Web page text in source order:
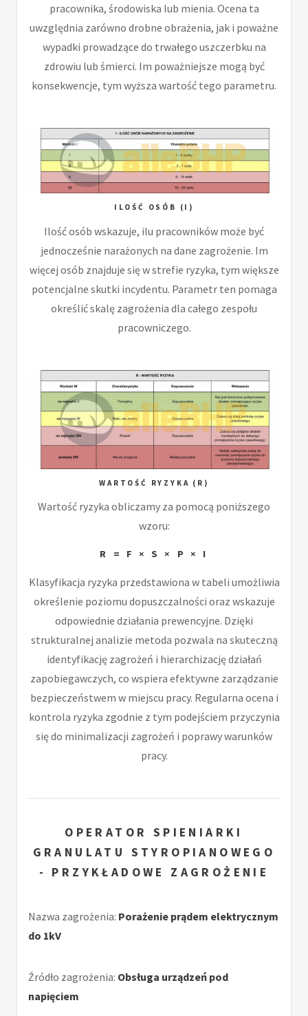
pracownika, środowiska lub mienia. Ocena ta
uwzględnia zarówno drobne obrażenia, jak i poważne
wypadki prowadzące do trwałego uszczerbku na
zdrowiu lub śmierci. Im poważniejsze mogą być
konsekwencje, tym wyższa wartość tego parametru.
ILOŚĆ OSÓB (I)
Ilość osób wskazuje, ilu pracowników może być
jednocześnie narażonych na dane zagrożenie. Im
więcej osób znajduje się w strefie ryzyka, tym większe
potencjalne skutki incydentu. Parametr ten pomaga
określić skalę zagrożenia dla całego zespołu
pracowniczego.
WARTOŚĆ RYZYKA (R)
Wartość ryzyka obliczamy za pomocą poniższego
wzoru:
R = F × S × P × I
Klasyfikacja ryzyka przedstawiona w tabeli umożliwia
określenie poziomu dopuszczalności oraz wskazuje
odpowiednie działania prewencyjne. Dzięki
strukturalnej analizie metoda pozwala na skuteczną
identyfikację zagrożeń i hierarchizację działań
zapobiegawczych, co wspiera efektywne zarządzanie
bezpieczeństwem w miejscu pracy. Regularna ocena i
kontrola ryzyka zgodnie z tym podejściem przyczynia
się do minimalizacji zagrożeń i poprawy warunków
pracy.
OPERATOR SPIENIARKI
GRANULATU STYROPIANOWEGO
- PRZYKŁADOWE ZAGROŻENIE
Nazwa zagrożenia: Porażenie prądem elektrycznym
do 1kV
Źródło zagrożenia: Obsługa urządzeń pod
napięciem